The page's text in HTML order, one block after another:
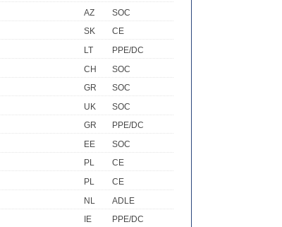
AZ
SOC
SK
CE
LT
PPE/DC
CH
SOC
GR
SOC
UK
SOC
GR
PPE/DC
EE
SOC
PL
CE
PL
CE
NL
ADLE
IE PPE/DC